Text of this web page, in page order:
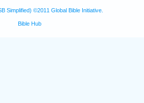
Simplified) ©2011 Global Bible Initiative.
Bible Hub